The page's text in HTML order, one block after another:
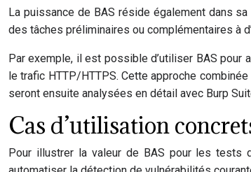
La puissance de BAS réside également dans
des tâches préliminaires ou complémentaires à
Par exemple, il est possible d’utiliser BAS
le trafic HTTP/HTTPS. Cette approche
seront ensuite analysées en détail avec Burp
Cas d’utilisation
Pour illustrer la valeur de BAS pour les tests